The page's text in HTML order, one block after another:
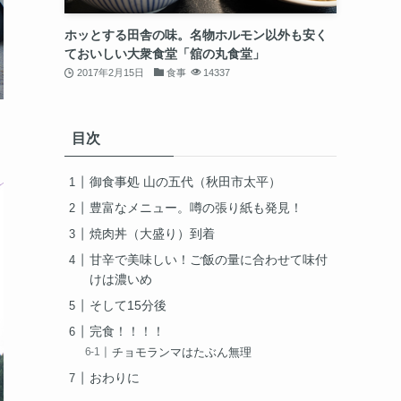
ホッとする田舎の味。名物ホルモン以外も安く
ておいしい大衆食堂「舘の丸食堂」
2017年2月15日 食事 14337
目次
御食事処 山の五代（秋田市太平）
豊富なメニュー。噂の張り紙も発見！
焼肉丼（大盛り）到着
甘辛で美味しい！ご飯の量に合わせて味付
けは濃いめ
そして15分後
完食！！！！
チョモランマはたぶん無理
おわりに